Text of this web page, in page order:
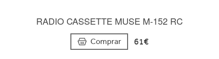
RADIO CASSETTE MUSE M-152 RC
Comprar 61€